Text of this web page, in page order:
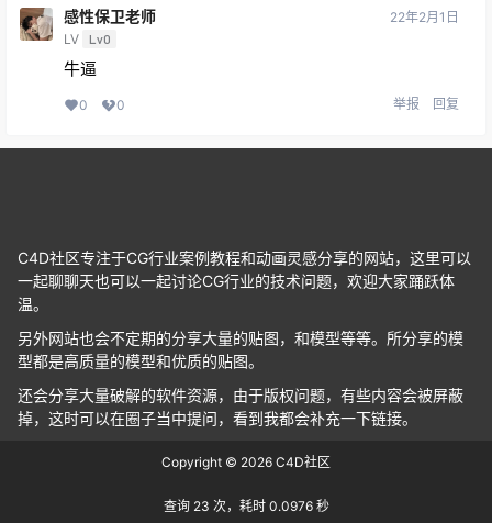
感性保卫老师
LV Lv0
22年2月1日
牛逼
0 0 举报 回复
C4D社区专注于CG行业案例教程和动画灵感分享的网站，这里可以
一起聊聊天也可以一起讨论CG行业的技术问题，欢迎大家踊跃体
温。
另外网站也会不定期的分享大量的贴图，和模型等等。所分享的模
型都是高质量的模型和优质的贴图。
还会分享大量破解的软件资源，由于版权问题，有些内容会被屏蔽
掉，这时可以在圈子当中提问，看到我都会补充一下链接。
Copyright © 2026 C4D社区
查询 23 次，耗时 0.0976 秒